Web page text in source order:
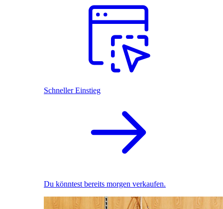
Schneller Einstieg
Du könntest bereits morgen verkaufen.